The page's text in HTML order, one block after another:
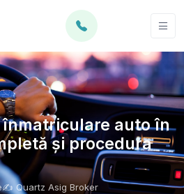
auto în
și procedura
✍ Quartz Asig Broker